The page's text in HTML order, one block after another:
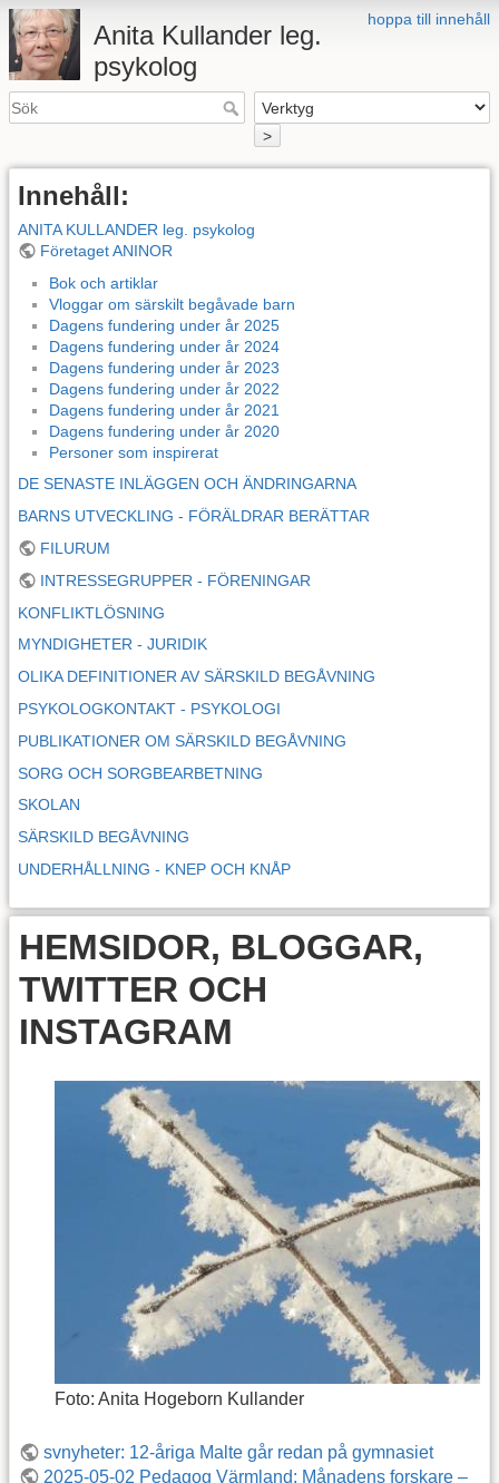
hoppa till innehåll
Anita Kullander leg.
psykolog
>
Innehåll:
ANITA KULLANDER leg. psykolog
Företaget ANINOR
Bok och artiklar
Vloggar om särskilt begåvade barn
Dagens fundering under år 2025
Dagens fundering under år 2024
Dagens fundering under år 2023
Dagens fundering under år 2022
Dagens fundering under år 2021
Dagens fundering under år 2020
Personer som inspirerat
DE SENASTE INLÄGGEN OCH ÄNDRINGARNA
BARNS UTVECKLING - FÖRÄLDRAR BERÄTTAR
FILURUM
INTRESSEGRUPPER - FÖRENINGAR
KONFLIKTLÖSNING
MYNDIGHETER - JURIDIK
OLIKA DEFINITIONER AV SÄRSKILD BEGÅVNING
PSYKOLOGKONTAKT - PSYKOLOGI
PUBLIKATIONER OM SÄRSKILD BEGÅVNING
SORG OCH SORGBEARBETNING
SKOLAN
SÄRSKILD BEGÅVNING
UNDERHÅLLNING - KNEP OCH KNÅP
HEMSIDOR, BLOGGAR,
TWITTER OCH
INSTAGRAM
Foto: Anita Hogeborn Kullander
svnyheter: 12-åriga Malte går redan på gymnasiet
2025-05-02 Pedagog Värmland: Månadens forskare –